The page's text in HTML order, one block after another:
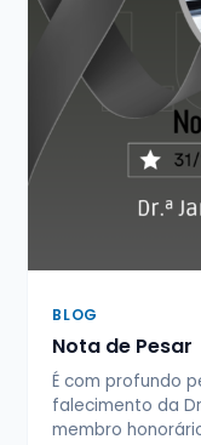
BLOG
Nota de Pesar
É com profundo
falecimento da
membro